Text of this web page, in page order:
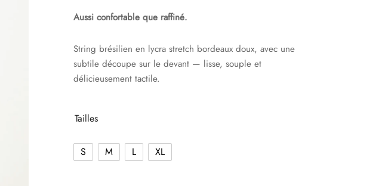
Aussi confortable que raffiné.
String brésilien en lycra stretch bordeaux doux, avec une
subtile découpe sur le devant — lisse, souple et
délicieusement tactile.
Tailles
S M L XL